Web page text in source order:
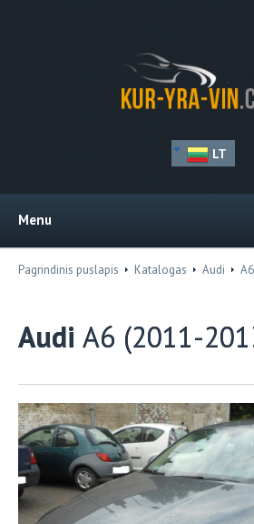
LT
Menu
Pagrindinis puslapis Katalogas Audi A6
Audi A6 (2011-